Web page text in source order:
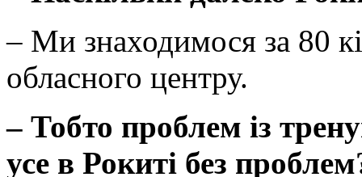
– Ми знаходимося за 80
обласного центру.
– Тобто проблем із
усе в Рокиті без